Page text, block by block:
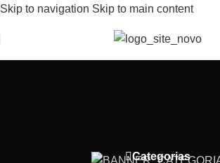
Skip to navigation Skip to main content
Bem-Vindo(a) a Lobs Store
Categorias